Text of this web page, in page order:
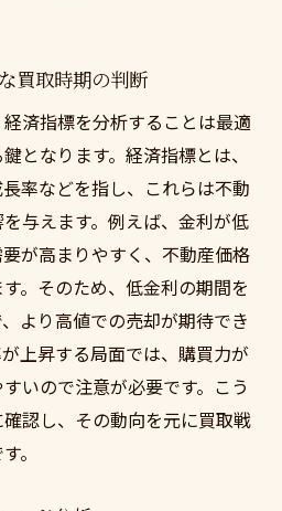
買取時期の判断
済指標を分析することは最適
となります。経済指標とは、
率などを指し、これらは不動
与えます。例えば、金利が低
が高まりやすく、不動産価格
。そのため、低金利の期間を
より高値での売却が期待でき
上昇する局面では、購買力が
いので注意が必要です。こう
認し、その動向を元に買取戦
。